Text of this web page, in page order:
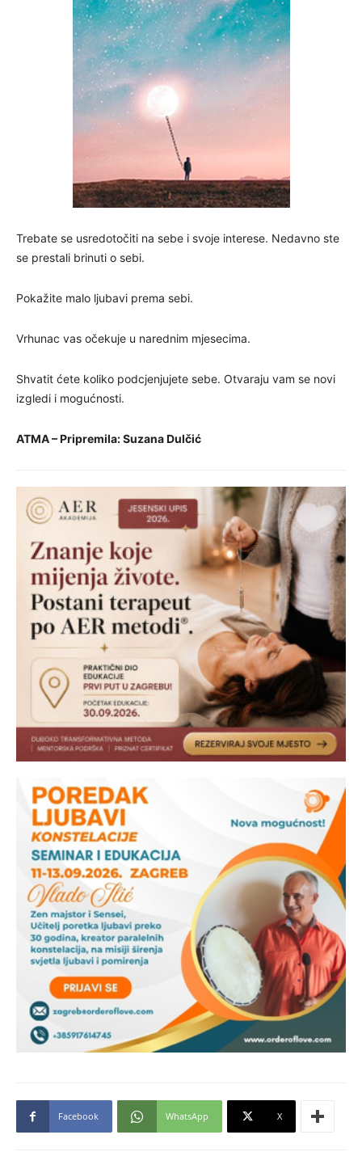
Trebate se usredotočiti na sebe i svoje interese. Nedavno ste
se prestali brinuti o sebi.
Pokažite malo ljubavi prema sebi.
Vrhunac vas očekuje u narednim mjesecima.
Shvatit ćete koliko podcjenjujete sebe. Otvaraju vam se novi
izgledi i mogućnosti.
ATMA – Pripremila: Suzana Dulčić
Facebook WhatsApp X